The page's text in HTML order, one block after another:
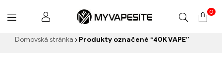
Myvapesite.de
0
Domovská stránka Produkty označené “40K VAPE”